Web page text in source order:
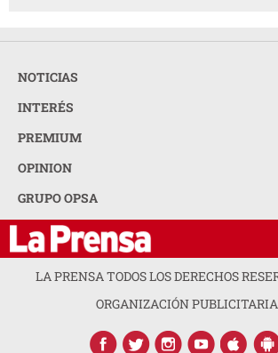
NOTICIAS
INTERÉS
PREMIUM
OPINION
GRUPO OPSA
LA PRENSA TODOS LOS DERECHOS
ORGANIZACIÓN